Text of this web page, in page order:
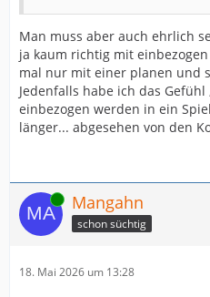
Man muss aber auch ehrlich
ja kaum richtig mit
mal nur mit einer planen und
Jedenfalls habe ich das
einbezogen werden in ein
länger... abgesehen von den
Online Mangahn
schon süchtig
18. Mai 2026 um 13:28